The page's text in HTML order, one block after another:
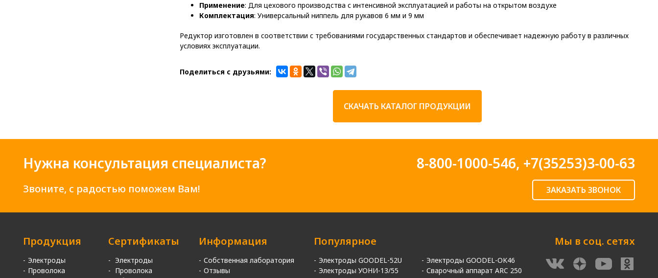
Применение: Для цехового производства с интенсивной эксплуатацией и работы на открытом воздухе
Комплектация: Универсальный ниппель для рукавов 6 мм и 9 мм
Редуктор изготовлен в соответствии с требованиями государственных стандартов и обеспечивает надежную работу в различных
условиях эксплуатации.
Поделиться с друзьями:
СКАЧАТЬ КАТАЛОГ ПРОДУКЦИИ
Нужна консультация специалиста?
Звоните, с радостью поможем Вам!
8-800-1000-546, +7(35253)3-00-63
ЗАКАЗАТЬ ЗВОНОК
Продукция
Электроды
Проволока
Сертификаты
Электроды
Проволока
Информация
Собственная лаборатория
Отзывы
Популярное
Электроды GOODEL-52U
Электроды УОНИ-13/55
Электроды GOODEL-OK46
Сварочный аппарат ARC 250
Мы в соц. сетях